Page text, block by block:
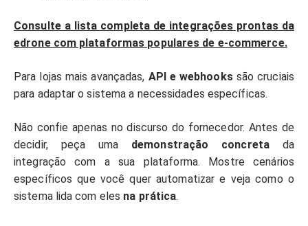
Consulte a lista completa de integrações prontas da
edrone com plataformas populares de e-commerce.
Para lojas mais avançadas, API e webhookssão cruciais
para adaptar o sistema a necessidades específicas.
Não confie apenas no discurso do fornecedor. Antes de
decidir, peça uma demonstração concretada
integração com a sua plataforma. Mostre cenários
específicos que você quer automatizar e veja como o
sistema lida com eles na prática.